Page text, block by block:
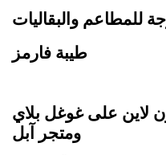
للمطاعم والبقاليات
طيبة فارمز
لاين على غوغل بلاي
ومتجر آبل